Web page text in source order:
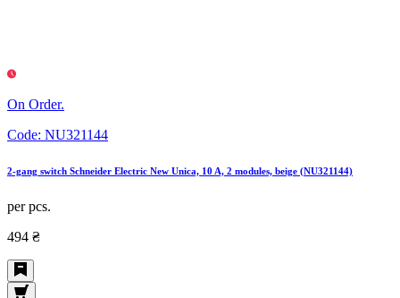
On Order.
Code: NU321144
2-gang switch Schneider Electric New Unica, 10 A, 2 modules, beige (NU321144)
per pcs.
494 ₴